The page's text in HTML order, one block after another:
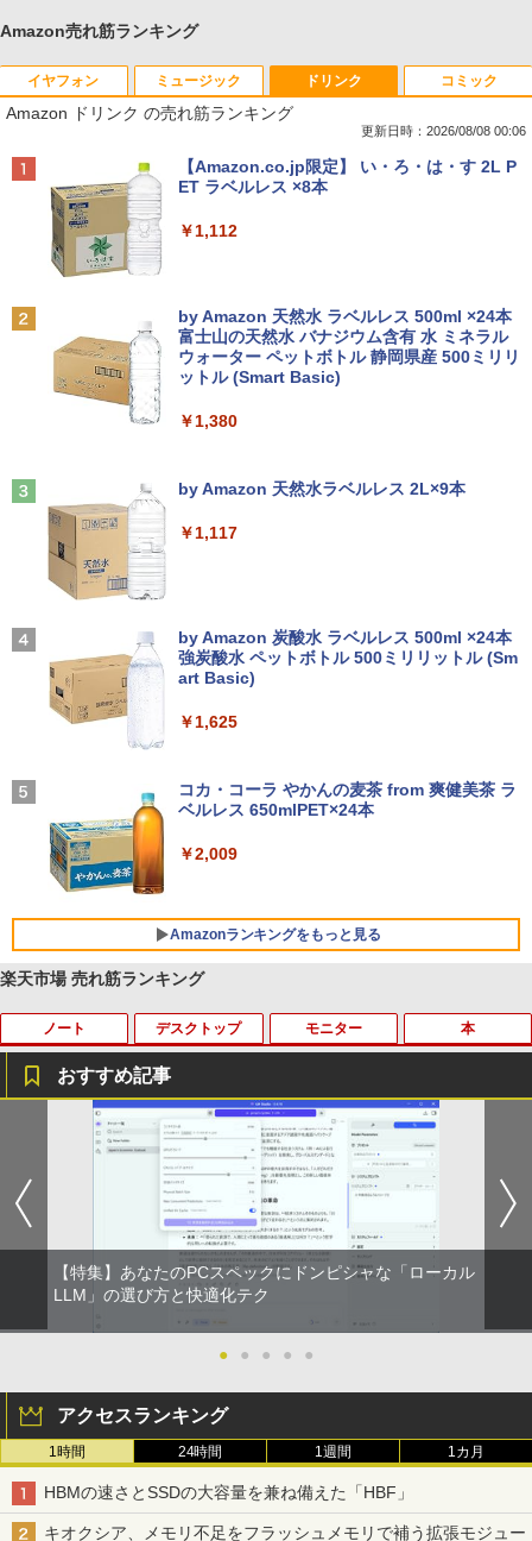
Amazon売れ筋ランキング
イヤフォン
Anker Soundcore P40i オフホワイト
Anker Soundcore P31i ホワイト
￥5,990
ラック
￥14,990
レスイヤホン bluetooth イヤホン V12 小型
軽量 ブルートゥースHi-Fi 最大36時間再生 ぶ
るーとゅーす コードレス ENCノイズキャン
付き 防水 タッチ式音量調整 スポーツ/通勤/通
￥2,599
Xiaomi シャオミ REDMI Buds 8 Lite ワイヤ
￥3,480
ミュージック
BRUCE WAYNE feat. Flo Milli, ATL Jacob
[Explicit]
￥250
BRUCE WAYNE feat. Flo Milli, ATL Jacob
[Explicit]
￥250
￥250
￥250
ドリンク
Amazon ドリンク の売れ筋ランキング
更新日時：2026/08/08 00:06
【Amazon.co.jp限定】 い・ろ・は・す 2L P
ET ラベルレス ×8本
￥1,112
by Amazon 天然水 ラベルレス 500ml ×24本
富士山の天然水 バナジウム含有 水 ミネラル
ウォーター ペットボトル 静岡県産 500ミリリ
ットル (Smart Basic)
￥1,380
by Amazon 天然水ラベルレス 2L×9本
￥1,117
by Amazon 炭酸水 ラベルレス 500ml ×24本
強炭酸水 ペットボトル 500ミリリットル (Sm
art Basic)
￥1,625
コカ・コーラ やかんの麦茶 from 爽健美茶 ラ
ベルレス 650mlPET×24本
￥2,009
Amazonランキングをもっと見る
コミック
薬屋のひとりごと 17巻 (デジタル版ビッグガ
ンガンコミックス)
￥770
異世界居酒屋「のぶ」(22) (角川コミックス・
エース)
￥832
ONE PIECE モノクロ版 115 (ジャンプコミッ
クスDIGITAL)
￥594
HUNTER×HUNTER モノクロ版 39 (ジャンプ
コミックスDIGITAL)
楽天市場 売れ筋ランキング
ノート デスクトップ モニター 本
数学 大学入試問題解答集 2026 国公立大
編
￥5,665
町人Aは悪役令嬢をどうしても救いた
店共通特典イラスト付】 【電子書籍】[
目黒三吉 ]
￥726
3
辺境の貧乏伯爵に嫁ぐことになったので
領地改革に励みます〜the letter from Bo
ule〜 5【電子書店共通特典イラスト
おすすめ記事
【特集】あなたのPCスペックにドンピシャな「ローカル
LLM」の選び方と快適化テク
● ● ● ● ●
アクセスランキング
1時間 24時間 1週間 1カ月
HBMの速さとSSDの大容量を兼ね備えた「HBF」
キオクシア、メモリ不足をフラッシュメモリで補う拡張モジュー